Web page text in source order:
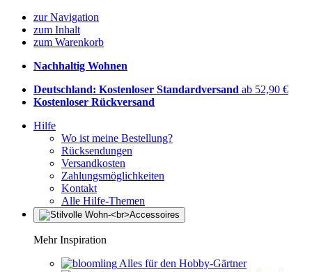
zur Navigation
zum Inhalt
zum Warenkorb
Nachhaltig Wohnen
Deutschland: Kostenloser Standardversand ab 52,90 €
Kostenloser Rückversand
Hilfe
Wo ist meine Bestellung?
Rücksendungen
Versandkosten
Zahlungsmöglichkeiten
Kontakt
Alle Hilfe-Themen
Mehr Inspiration
Alles für den Hobby-Gärtner